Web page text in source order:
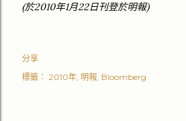
(於2010年1月22日刊登於明報)
分享
標籤： 2010年 明報 Bloomberg